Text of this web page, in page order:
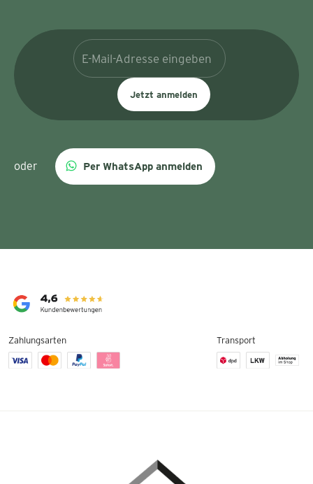
Jetzt anmelden
oder Per WhatsApp anmelden
Zahlungsarten Transport